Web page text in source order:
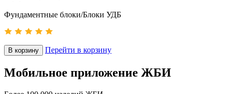
Фундаментные блоки/Блоки УДБ
В корзину Перейти в корзину
Мобильное приложение ЖБИ